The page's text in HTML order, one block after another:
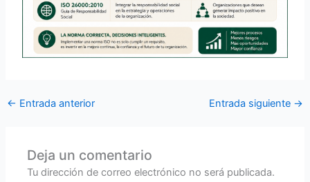
← Entrada anterior Entrada siguiente →
Deja un comentario
Tu dirección de correo electrónico no será publicada.